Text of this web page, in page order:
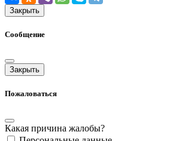
Закрыть
Сообщение
Закрыть
Пожаловаться
Какая причина жалобы?